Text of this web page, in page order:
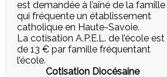
est demandée à l’aîné de la famille
qui fréquente un établissement
catholique en Haute-Savoie.
La cotisation A.P.E.L. de l’école est
de 13 € par famille fréquentant
l’école.
Cotisation Diocésaine